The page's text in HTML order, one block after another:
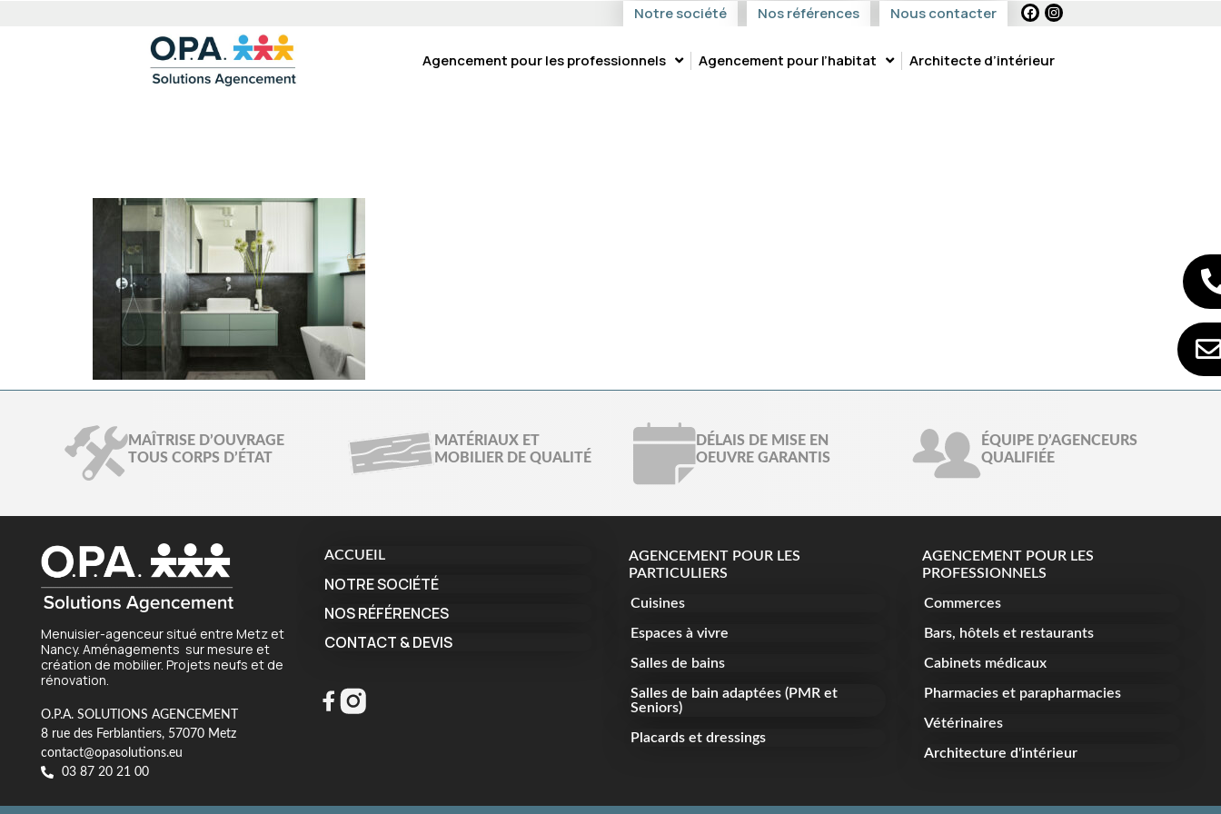
Notre société Nos références Nous contacter
Agencement pour les professionnels Agencement pour l’habitat Architecte d’intérieur
MAÎTRISE D’OUVRAGE
TOUS CORPS D’ÉTAT
MATÉRIAUX ET
MOBILIER DE QUALITÉ
DÉLAIS DE MISE EN
OEUVRE GARANTIS
ÉQUIPE D’AGENCEURS
QUALIFIÉE
Menuisier-agenceur situé entre Metz et
Nancy. Aménagements sur mesure et
création de mobilier. Projets neufs et de
rénovation.
O.P.A. SOLUTIONS AGENCEMENT
8 rue des Ferblantiers, 57070 Metz
contact@opasolutions.eu
03 87 20 21 00
ACCUEIL
NOTRE SOCIÉTÉ
NOS RÉFÉRENCES
CONTACT & DEVIS
AGENCEMENT POUR LES
PARTICULIERS
Cuisines
Espaces à vivre
Salles de bains
Salles de bain adaptées (PMR et
Seniors)
Placards et dressings
AGENCEMENT POUR LES
PROFESSIONNELS
Commerces
Bars, hôtels et restaurants
Cabinets médicaux
Pharmacies et parapharmacies
Vétérinaires
Architecture d'intérieur